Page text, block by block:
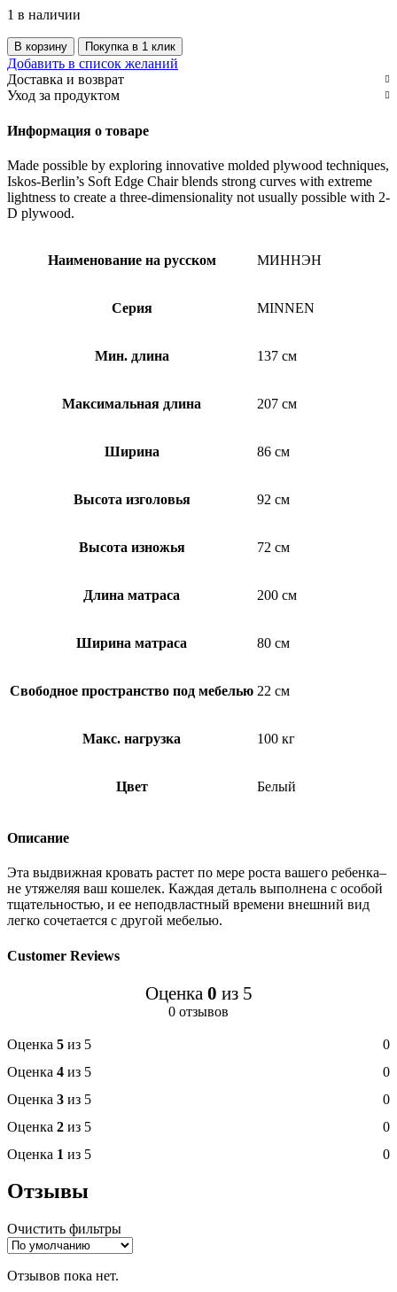
1 в наличии
Количество
товара
MINNEN
Раздвижная
кровать,
белый,
80x200
В корзину Покупка в 1 клик
Добавить в список желаний
Доставка и возврат
Уход за продуктом
Информация о товаре
Made possible by exploring innovative molded plywood techniques,
Iskos-Berlin’s Soft Edge Chair blends strong curves with extreme
lightness to create a three-dimensionality not usually possible with 2-
D plywood.
Наименование на русском МИННЭН
Серия MINNEN
Мин. длина 137 см
Максимальная длина 207 см
Ширина 86 см
Высота изголовья 92 см
Высота изножья 72 см
Длина матраса 200 см
Ширина матраса 80 см
Свободное пространство под мебелью 22 см
Макс. нагрузка 100 кг
Цвет Белый
Описание
Эта выдвижная кровать растет по мере роста вашего ребенка–
не утяжеляя ваш кошелек. Каждая деталь выполнена с особой
тщательностью, и ее неподвластный времени внешний вид
легко сочетается с другой мебелью.
Customer Reviews
Оценка 0 из 5
0 отзывов
Оценка 5 из 5
0
Оценка 4 из 5
0
Оценка 3 из 5
0
Оценка 2 из 5
0
Оценка 1 из 5 0
Отзывы
Очистить фильтры
Отзывов пока нет.